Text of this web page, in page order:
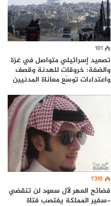
101
تصعيد إسرائيلي متواصل في غزة
والضفة: خروقات للهدنة وقصف
واعتداءات توسّع معاناة المدنيين
1٬310
فضائح العهر لآل سعود لن تنقضي
-سفير المملكة يغتصب فتاة